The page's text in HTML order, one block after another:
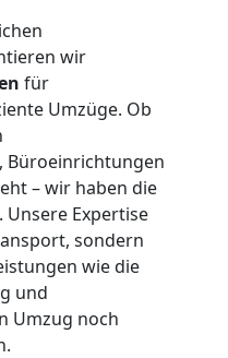
wir
für
Umzüge. Ob
Büroeinrichtungen
– wir haben die
Unsere Expertise
sondern
wie die
und
Umzug noch